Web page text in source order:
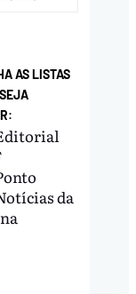
AS LISTAS
da